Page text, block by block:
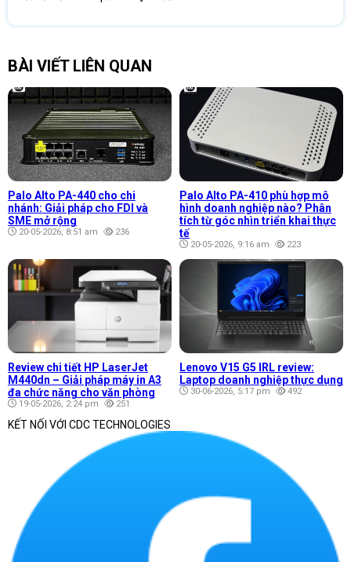
BÀI VIẾT LIÊN QUAN
Palo Alto PA-440 cho chi
nhánh: Giải pháp cho FDI và
SME mở rộng
20-05-2026, 8:51 am 236
Palo Alto PA-410 phù hợp mô
hình doanh nghiệp nào? Phân
tích từ góc nhìn triển khai thực
tế
20-05-2026, 9:16 am 223
Review chi tiết HP LaserJet
M440dn – Giải pháp máy in A3
đa chức năng cho văn phòng
19-05-2026, 2:24 pm 251
Lenovo V15 G5 IRL review:
Laptop doanh nghiệp thực dụng
30-06-2026, 5:17 pm 492
KẾT NỐI VỚI CDC TECHNOLOGIES